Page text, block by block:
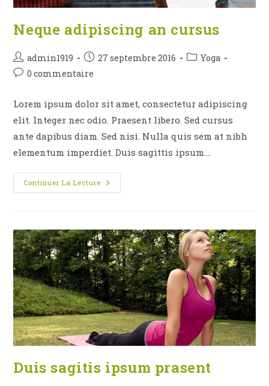
Neque adipiscing an cursus
Auteur/autrice
de
admin1919
Publication
publiée :
27 septembre 2016
PostYoga
Commentaires
la
publication :
0 commentaire
Lorem ipsum dolor sit amet, consectetur adipiscing
elit. Integer nec odio. Praesent libero. Sed cursus
ante dapibus diam. Sed nisi. Nulla quis sem at nibh
elementum imperdiet. Duis sagittis ipsum.…
Continuer La Lecture Neque
Adipiscing
Duis sagitis ipsum prasent